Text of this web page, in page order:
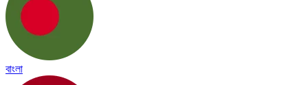
বাংলা